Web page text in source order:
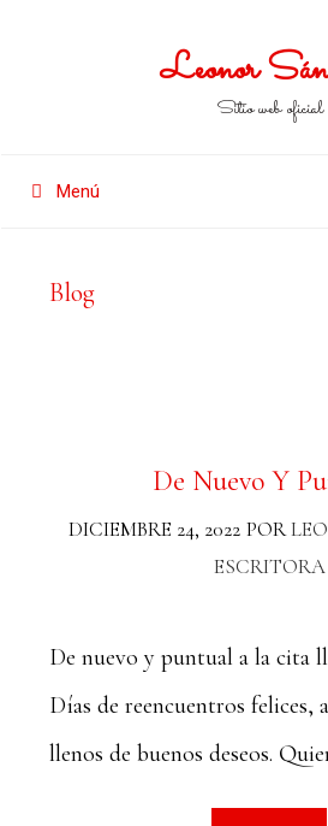
Leonor
Sitio web oficial
Menú
Blog
De Nuevo Y
DICIEMBRE 24, 2022 POR
ESCRITORA
De nuevo y puntual a la cita
Días de reencuentros felices,
llenos de buenos deseos.